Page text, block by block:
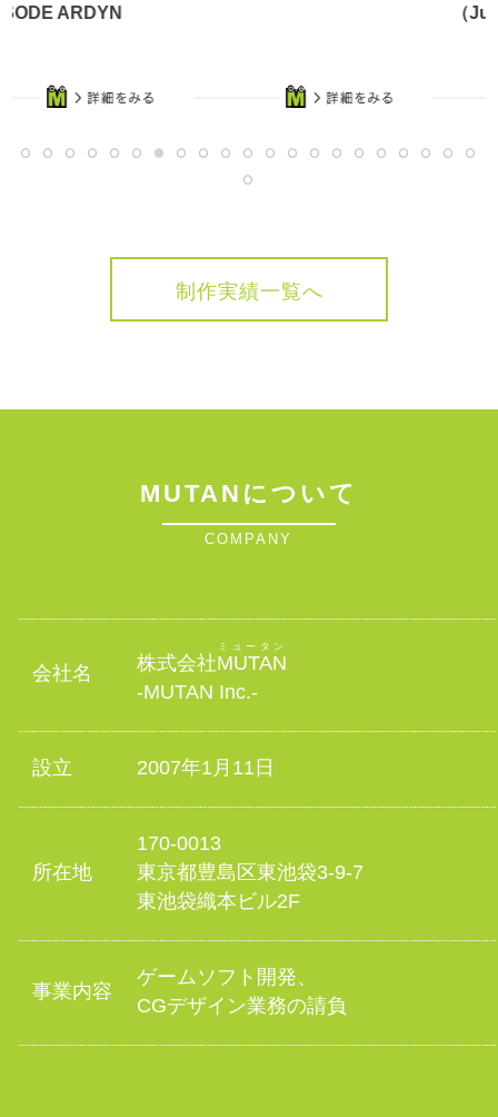
制作実績一覧へ
MUTANについて
COMPANY
会社名 株式会社MUTAN
ミュータン
-MUTAN Inc.-
設立 2007年1月11日
所在地
170-0013
東京都豊島区東池袋3-9-7
東池袋織本ビル2F
事業内容
ゲームソフト開発、
CGデザイン業務の請負